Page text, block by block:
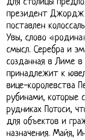
для столицы
президент Джордж
поставлен
Увы, слово
смысл. Серебра и
созданная в Лиме
принадлежит к
вице-королевства
рубинами, которые
рудниках Потоси,
для объектов и
назначения. Майя,